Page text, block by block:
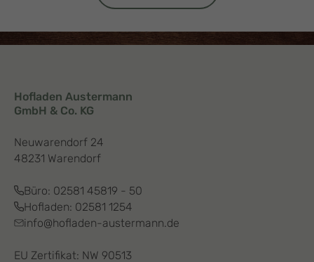
Hofladen Austermann
GmbH & Co. KG
Neuwarendorf 24
48231 Warendorf
Büro: 02581 45819 - 50
Hofladen: 02581 1254
info@hofladen-austermann.de
EU Zertifikat: NW 90513